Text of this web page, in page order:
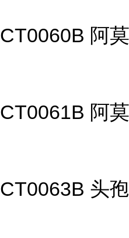
CT0060B 阿
CT0061B 阿
CT0063B 头